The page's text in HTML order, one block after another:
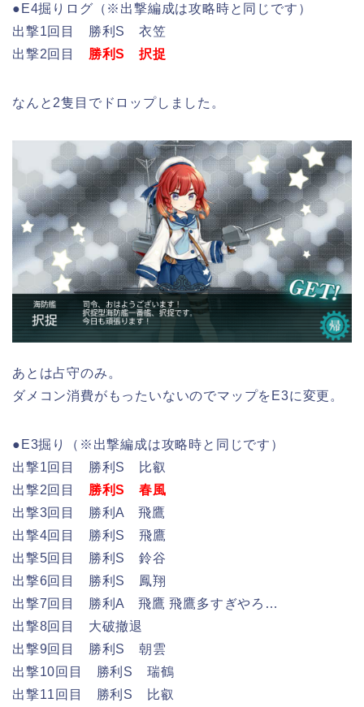
●E4掘りログ（※出撃編成は攻略時と同じです）
出撃1回目 勝利S 衣笠
出撃2回目 勝利S 択捉
なんと2隻目でドロップしました。
あとは占守のみ。
ダメコン消費がもったいないのでマップをE3に変更。
●E3掘り（※出撃編成は攻略時と同じです）
出撃1回目 勝利S 比叡
出撃2回目 勝利S 春風
出撃3回目 勝利A 飛鷹
出撃4回目 勝利S 飛鷹
出撃5回目 勝利S 鈴谷
出撃6回目 勝利S 鳳翔
出撃7回目 勝利A 飛鷹 飛鷹多すぎやろ…
出撃8回目 大破撤退
出撃9回目 勝利S 朝雲
出撃10回目 勝利S 瑞鶴
出撃11回目 勝利S 比叡